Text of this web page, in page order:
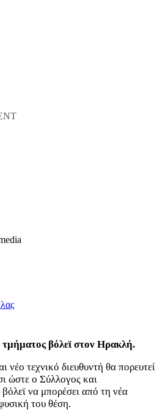
βόλεϊ στον Ηρακλή.
τεχνικό διευθυντή θα πορευτεί
ώστε ο Σύλλογος και
να μπορέσει από τη νέα
του θέση.